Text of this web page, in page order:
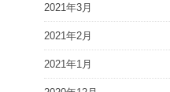
2021年3月
2021年2月
2021年1月